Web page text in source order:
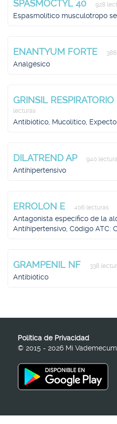
SPASMOCTYL 40 928
Espasmolítico musculotropo
ENANTYUM FORTE
Analgésico
GRINSIL
lecturas
Antibiótico, Mucolítico,
DILATREND AP 940
Antihipertensivo
ERROLON E 406 lecturas
Antagonista específico de la
Antihipertensivo, Código ATC:
GRAMPENIL NF 338
Antibiótico
Política de Privacidad
© 2015 - 2026 Mi